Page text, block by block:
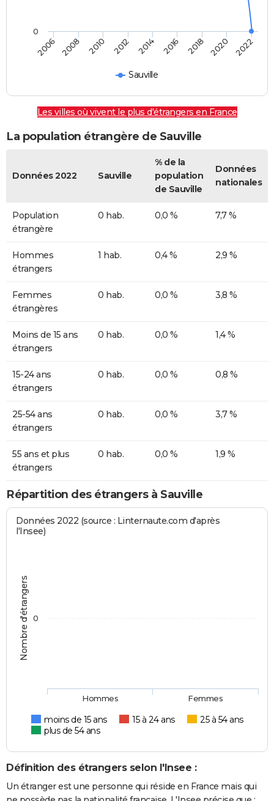
Sauville
2006 2008 2010 2012 2014 2016 2018 2020 2022
0
Les villes où vivent le plus d'étrangers en France
La population étrangère de Sauville
Données 2022 Sauville
% de la
population
de Sauville
Données
nationales
Population
étrangère
0 hab. 0,0 % 7,7 %
Hommes
étrangers
1 hab. 0,4 % 2,9 %
Femmes
étrangères
0 hab. 0,0 % 3,8 %
Moins de 15 ans
étrangers
0 hab. 0,0 % 1,4 %
15-24 ans
étrangers
0 hab. 0,0 % 0,8 %
25-54 ans
étrangers
0 hab. 0,0 % 3,7 %
55 ans et plus
étrangers
0 hab. 0,0 % 1,9 %
Répartition des étrangers à Sauville
Nombre d'étrangers
Données 2022 (source : Linternaute.com d'après
l'Insee)
moins de 15 ans 15 à 24 ans
25 à 54 ans
plus de 54 ans
Hommes Femmes
0
Définition des étrangers selon l'Insee :
Un étranger est une personne qui réside en France mais qui